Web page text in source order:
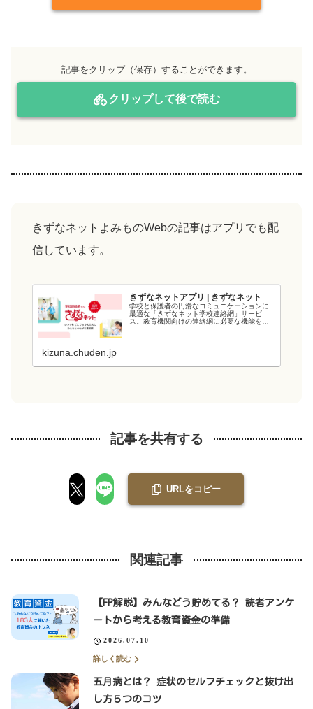
記事をクリップ（保存）することができます。
クリップして後で読む
きずなネットよみものWebの記事はアプリでも配
信しています。
きずなネットアプリ | きずなネット
学校と保護者の円滑なコミュニケーションに
最適な「きずなネット学校連絡網」サービ
ス。教育機関向けの連絡網に必要な機能を備
kizuna.chuden.jp
記事を共有する
URLをコピー
関連記事
【FP解説】みんなどう貯めてる？ 読者アンケ
ートから考える教育資金の準備
2026.07.10
詳しく読む
五月病とは？ 症状のセルフチェックと抜け出
し方５つのコツ